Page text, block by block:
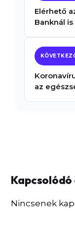
Elérhető
Banknál is
az
Nincsenek